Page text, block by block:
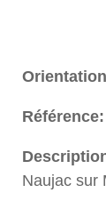
Référence:
Naujac sur